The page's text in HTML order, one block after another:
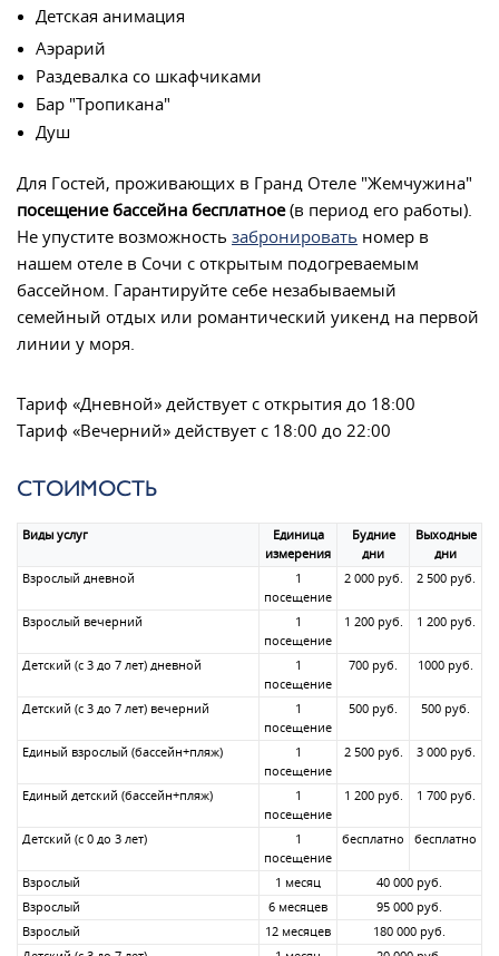
Детская анимация
Аэрарий
Раздевалка со шкафчиками
Бар "Тропикана"
Душ
Для Гостей, проживающих в Гранд Отеле "Жемчужина"
посещение бассейна бесплатное(в период его работы).
Не упустите возможность забронировать номер в
нашем отеле в Сочи с открытым подогреваемым
бассейном. Гарантируйте себе незабываемый
семейный отдых или романтический уикенд на первой
линии у моря.
Тариф «Дневной» действует с открытия до 18:00
Тариф «Вечерний» действует с 18:00 до 22:00
СТОИМОСТЬ
Виды услуг
Единица
измерения
Будние
дни
Выходные
дни
Взрослый дневной
1
посещение
2 000 руб. 2 500 руб.
Взрослый вечерний
1
посещение
1 200 руб. 1 200 руб.
Детский (с 3 до 7 лет) дневной
1
посещение
700 руб. 1000 руб.
Детский (с 3 до 7 лет) вечерний
1
посещение
500 руб. 500 руб.
Единый взрослый (бассейн+пляж)
1
посещение
2 500 руб. 3 000 руб.
Единый детский (бассейн+пляж)
1
посещение
1 200 руб. 1 700 руб.
Детский (с 0 до 3 лет)
1
посещение
бесплатно бесплатно
Взрослый 1 меcяц
40 000 руб.
Взрослый
6 меcяцев
95 000 руб.
Взрослый
12 меcяцев
180 000 руб.